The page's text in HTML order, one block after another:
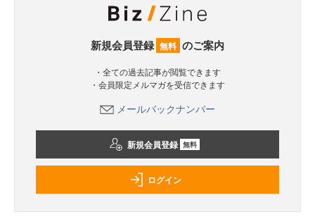
新規会員登録 無料 のご案内
・全ての過去記事が閲覧できます
・会員限定メルマガを受信できます
メールバックナンバー
新規会員登録 無料
ログイン